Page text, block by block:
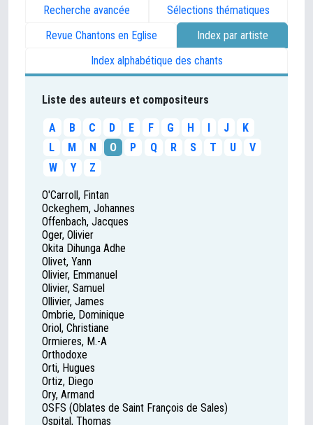
Recherche avancée
Sélections thématiques
Revue Chantons en Eglise
Index par artiste
Index alphabétique des chants
Liste des auteurs et compositeurs
A B C D E F G H I J
K
L
M N O P Q R S T U
V
W
Y Z
O'Carroll, Fintan
Ockeghem, Johannes
Offenbach, Jacques
Oger, Olivier
Okita Dihunga Adhe
Olivet, Yann
Olivier, Emmanuel
Olivier, Samuel
Ollivier, James
Ombrie, Dominique
Oriol, Christiane
Ormieres, M.-A
Orthodoxe
Orti, Hugues
Ortiz, Diego
Ory, Armand
OSFS (Oblates de Saint François de Sales)
Ospital, Thomas